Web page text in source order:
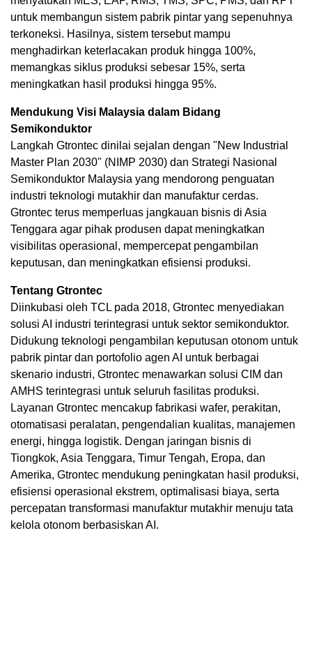
untuk membangun sistem pabrik pintar yang sepenuhnya
terkoneksi. Hasilnya, sistem tersebut mampu
menghadirkan keterlacakan produk hingga 100%,
memangkas siklus produksi sebesar 15%, serta
meningkatkan hasil produksi hingga 95%.
Mendukung Visi Malaysia dalam Bidang
Semikonduktor
Langkah Gtrontec dinilai sejalan dengan "New Industrial
Master Plan 2030" (NIMP 2030) dan Strategi Nasional
Semikonduktor Malaysia yang mendorong penguatan
industri teknologi mutakhir dan manufaktur cerdas.
Gtrontec terus memperluas jangkauan bisnis di Asia
Tenggara agar pihak produsen dapat meningkatkan
visibilitas operasional, mempercepat pengambilan
keputusan, dan meningkatkan efisiensi produksi.
Tentang Gtrontec
Diinkubasi oleh TCL pada 2018, Gtrontec menyediakan
solusi AI industri terintegrasi untuk sektor semikonduktor.
Didukung teknologi pengambilan keputusan otonom untuk
pabrik pintar dan portofolio agen AI untuk berbagai
skenario industri, Gtrontec menawarkan solusi CIM dan
AMHS terintegrasi untuk seluruh fasilitas produksi.
Layanan Gtrontec mencakup fabrikasi wafer, perakitan,
otomatisasi peralatan, pengendalian kualitas, manajemen
energi, hingga logistik. Dengan jaringan bisnis di
Tiongkok, Asia Tenggara, Timur Tengah, Eropa, dan
Amerika, Gtrontec mendukung peningkatan hasil produksi,
efisiensi operasional ekstrem, optimalisasi biaya, serta
percepatan transformasi manufaktur mutakhir menuju tata
kelola otonom berbasiskan AI.